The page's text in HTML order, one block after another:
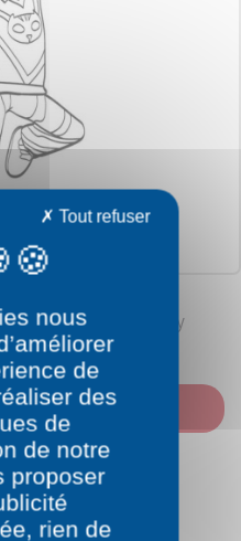
One, et Walt Disney
nous
de
des
de
de notre
proposer
rien de
Tout refuser